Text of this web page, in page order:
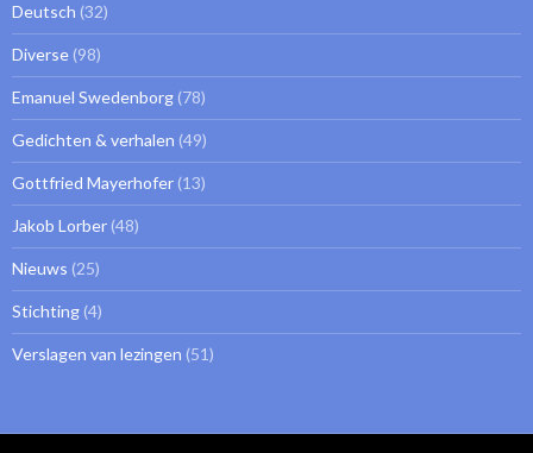
Deutsch (32)
Diverse (98)
Emanuel Swedenborg (78)
Gedichten & verhalen (49)
Gottfried Mayerhofer (13)
Jakob Lorber (48)
Nieuws (25)
Stichting (4)
Verslagen van lezingen (51)